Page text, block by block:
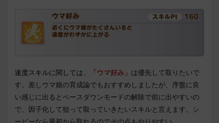
速度スキルに関しては、 「ウマ好み」 は優先して取りたいで
す。差しウマ娘の育成論でもおすすめしましたが、序盤に良
い感じに出るとペースダウンモードの解除で前に出やすいの
で、因子化して狙って取っていきたいスキルと言えます。シ